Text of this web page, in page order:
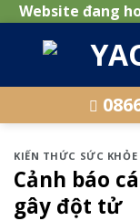
Website đang
KIẾN THỨC SỨC KHỎE
Cảnh báo
gây đột tử